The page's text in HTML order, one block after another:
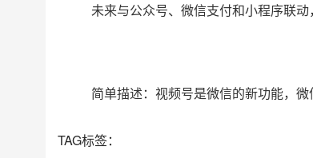
未来与公众号、微信支付和小程序联
简单描述：视频号是微信的新功能，
TAG标签：